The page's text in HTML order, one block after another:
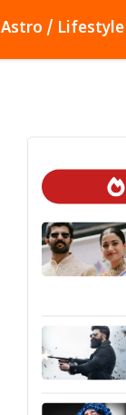
Astro / Lifestyle